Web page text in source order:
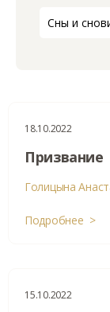
Сны и
18.10.2022
Призвание
Голицына
Подробнее >
15.10.2022